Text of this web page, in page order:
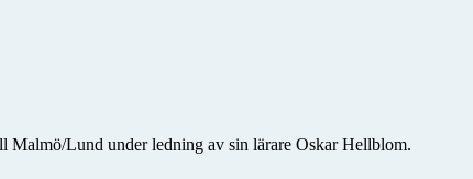
Malmö/Lund under ledning av sin lärare Oskar Hellblom.